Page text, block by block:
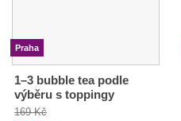
Praha
1–3 bubble tea podle
výběru s toppingy
169 Kč